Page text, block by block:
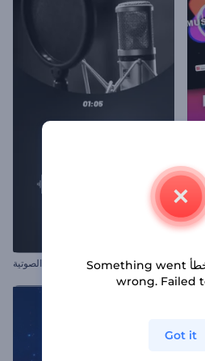
وحدة اظهار المرئيات للبودكاست الصوتية
يوجد شيء ما خطأ Something went
wrong. Failed
Got it